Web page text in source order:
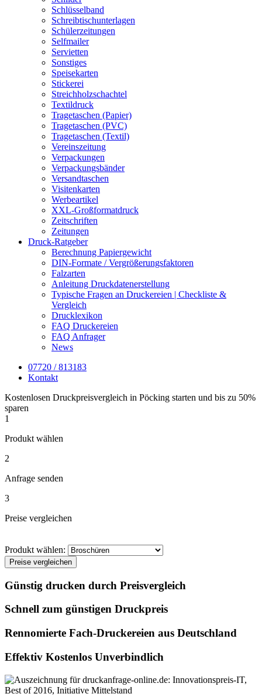
Schlüsselband
Schreibtischunterlagen
Schülerzeitungen
Selfmailer
Servietten
Sonstiges
Speisekarten
Stickerei
Streichholzschachtel
Textildruck
Tragetaschen (Papier)
Tragetaschen (PVC)
Tragetaschen (Textil)
Vereinszeitung
Verpackungen
Verpackungsbänder
Versandtaschen
Visitenkarten
Werbeartikel
XXL-Großformatdruck
Zeitschriften
Zeitungen
Druck-Ratgeber
Berechnung Papiergewicht
DIN-Formate / Vergrößerungsfaktoren
Falzarten
Anleitung Druckdatenerstellung
Typische Fragen an Druckereien | Checkliste &
Vergleich
Drucklexikon
FAQ Druckereien
FAQ Anfrager
News
07720 / 813183
Kontakt
Kostenlosen Druckpreisvergleich in Pöcking starten und bis zu 50%
sparen
1
Produkt wählen
2
Anfrage senden
3
Preise vergleichen
Produkt wählen:
Preise vergleichen
Günstig drucken durch Preisvergleich
Schnell zum günstigen Druckpreis
Rennomierte Fach-Druckereien aus Deutschland
Effektiv Kostenlos Unverbindlich